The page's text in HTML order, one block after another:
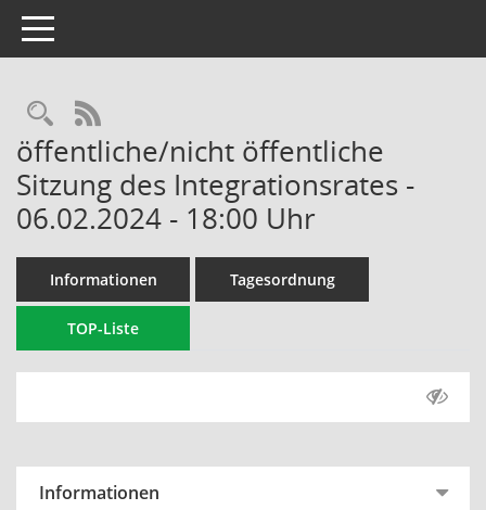
Toggle navigation
Rechercheauswahl
RSS-Feed
öffentliche/nicht öffentliche
Sitzung des Integrationsrates -
06.02.2024 - 18:00 Uhr
Informationen Tagesordnung
TOP-Liste
Informationen